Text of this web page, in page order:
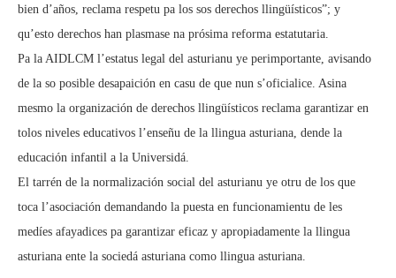
bien d’años, reclama respetu pa los sos derechos llingüísticos”; y
qu’esto derechos han plasmase na prósima reforma estatutaria.
Pa la AIDLCM l’estatus legal del asturianu ye perimportante, avisando
de la so posible desapaición en casu de que nun s’oficialice. Asina
mesmo la organización de derechos llingüísticos reclama garantizar en
tolos niveles educativos l’enseñu de la llingua asturiana, dende la
educación infantil a la Universidá.
El tarrén de la normalización social del asturianu ye otru de los que
toca l’asociación demandando la puesta en funcionamientu de les
medíes afayadices pa garantizar eficaz y apropiadamente la llingua
asturiana ente la sociedá asturiana como llingua asturiana.